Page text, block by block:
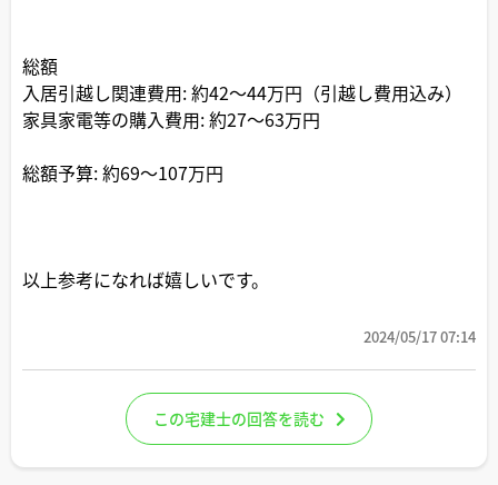
総額
入居引越し関連費用: 約42～44万円（引越し費用込み）
家具家電等の購入費用: 約27～63万円
総額予算: 約69～107万円
以上参考になれば嬉しいです。
2024/05/17 07:14
この宅建士の回答を読む